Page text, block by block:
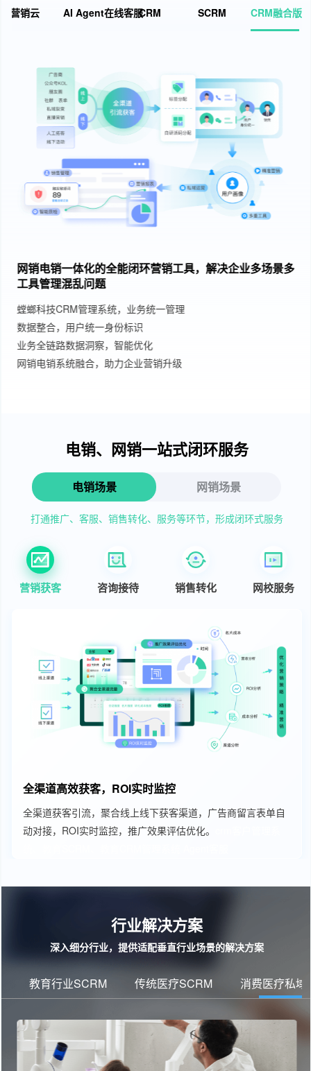
营销云 AI Agent在线客服CRM SCRM CRM融合版
网销电销一体化的全能闭环营销工具，解决企业多场景多
工具管理混乱问题
螳螂科技CRM管理系统，业务统一管理
数据整合，用户统一身份标识
业务全链路数据洞察，智能优化
网销电销系统融合，助力企业营销升级
电销、网销一站式闭环服务
电销场景 网销场景
打通推广、客服、销售转化、服务等环节，形成闭环式服务
营销获客 咨询接待 销售转化 网校服务
全渠道高效获客，ROI实时监控
全渠道获客引流，聚合线上线下获客渠道，广告商留言表单自
动对接，ROI实时监控，推广效果评估优化。
行业解决方案
深入细分行业，提供适配垂直行业场景的解决方案
教育行业SCRM 传统医疗SCRM 消费医疗私域